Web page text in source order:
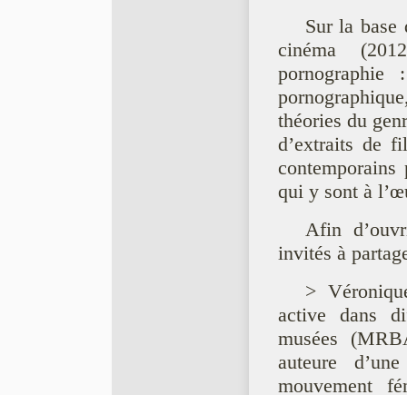
Sur la base
cinéma
théories du
d’extraits de
contemporains
qui y sont à
Afin
invités à
>
active dans
musées
auteure
mouvement